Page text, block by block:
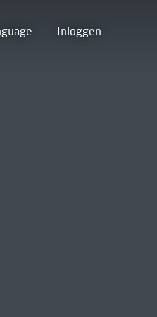
Inloggen